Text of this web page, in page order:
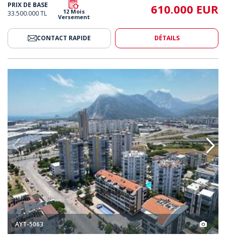
PRIX DE BASE
33.500.000 TL
12 Mois
Versement
610.000 EUR
CONTACT RAPIDE DÉTAILS
Vendre À Konyaaltı, Antalya 2 Penthouse De 2 Chambres À
AYT-5063